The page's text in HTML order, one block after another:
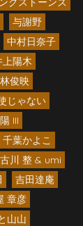
与謝野
中村日奈子
上陽木
俊映
じゃない
III
千葉かよこ
古川 整 & umi
吉田達庵
章彦
山山